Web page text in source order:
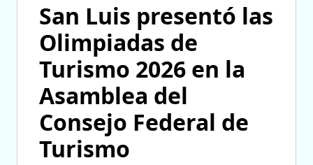
San Luis presentó las
Olimpiadas de
Turismo 2026 en la
Asamblea del
Consejo Federal de
Turismo